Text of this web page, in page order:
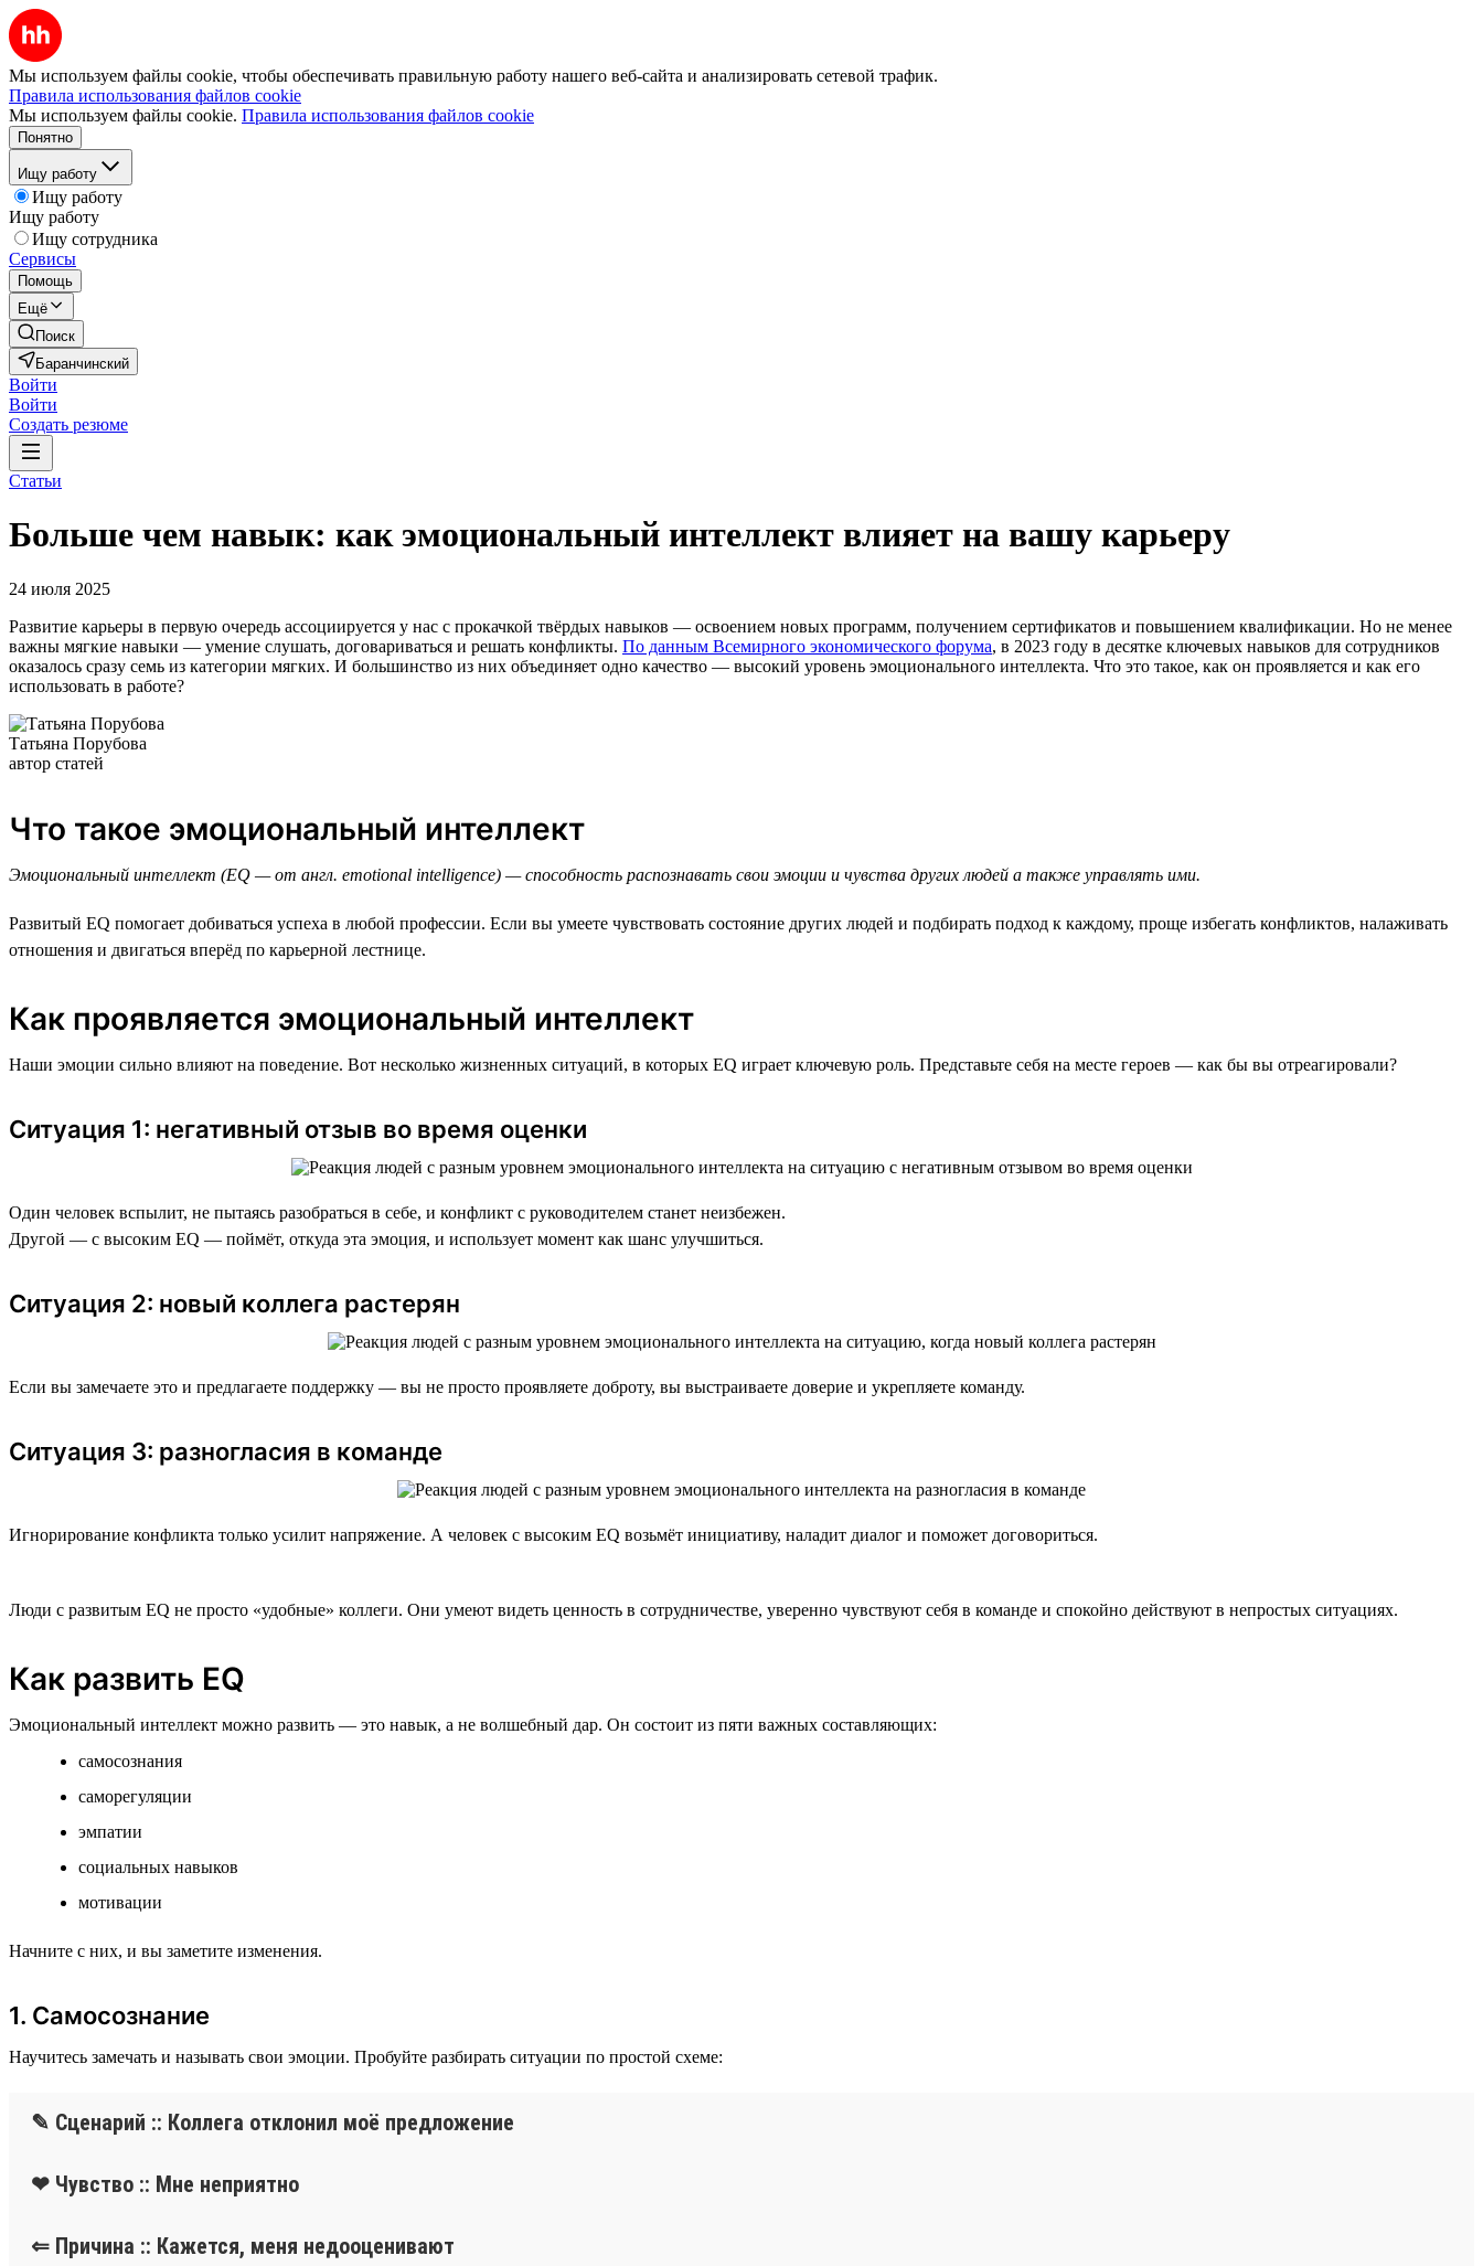
Мы используем файлы cookie, чтобы обеспечивать правильную работу нашего веб-сайта и анализировать сетевой трафик.
Правила использования файлов cookie
Мы используем файлы cookie. Правила использования файлов cookie
Понятно
Ищу работу
Ищу работу
Ищу работу
Ищу сотрудника
Сервисы
Помощь
Ещё
Поиск
Баранчинский
Войти
Войти
Создать резюме
Статьи
Больше чем навык: как эмоциональный интеллект влияет на вашу карьеру
24 июля 2025
Развитие карьеры в первую очередь ассоциируется у нас с прокачкой твёрдых навыков — освоением новых программ, получением сертификатов и повышением квалификации. Но не менее
важны мягкие навыки — умение слушать, договариваться и решать конфликты. По данным Всемирного экономического форума, в 2023 году в десятке ключевых навыков для сотрудников
оказалось сразу семь из категории мягких. И большинство из них объединяет одно качество — высокий уровень эмоционального интеллекта. Что это такое, как он проявляется и как его
использовать в работе?
Татьяна Порубова
автор статей
Что такое эмоциональный интеллект
Эмоциональный интеллект (EQ — от англ. emotional intelligence) — способность распознавать свои эмоции и чувства других людей а также управлять ими.
Развитый EQ помогает добиваться успеха в любой профессии. Если вы умеете чувствовать состояние других людей и подбирать подход к каждому, проще избегать конфликтов, налаживать
отношения и двигаться вперёд по карьерной лестнице.
Как проявляется эмоциональный интеллект
Наши эмоции сильно влияют на поведение. Вот несколько жизненных ситуаций, в которых EQ играет ключевую роль. Представьте себя на месте героев — как бы вы отреагировали?
Ситуация 1: негативный отзыв во время оценки
Один человек вспылит, не пытаясь разобраться в себе, и конфликт с руководителем станет неизбежен.
Другой — с высоким EQ — поймёт, откуда эта эмоция, и использует момент как шанс улучшиться.
Ситуация 2: новый коллега растерян
Если вы замечаете это и предлагаете поддержку — вы не просто проявляете доброту, вы выстраиваете доверие и укрепляете команду.
Ситуация 3: разногласия в команде
Игнорирование конфликта только усилит напряжение. А человек с высоким EQ возьмёт инициативу, наладит диалог и поможет договориться.
Люди с развитым EQ не просто «удобные» коллеги. Они умеют видеть ценность в сотрудничестве, уверенно чувствуют себя в команде и спокойно действуют в непростых ситуациях.
Как развить EQ
Эмоциональный интеллект можно развить — это навык, а не волшебный дар. Он состоит из пяти важных составляющих:
самосознания
саморегуляции
эмпатии
социальных навыков
мотивации
Начните с них, и вы заметите изменения.
1. Самосознание
Научитесь замечать и называть свои эмоции. Пробуйте разбирать ситуации по простой схеме:
✎ Сценарий :: Коллега отклонил моё предложение
❤ Чувство :: Мне неприятно
⇐ Причина :: Кажется, меня недооценивают